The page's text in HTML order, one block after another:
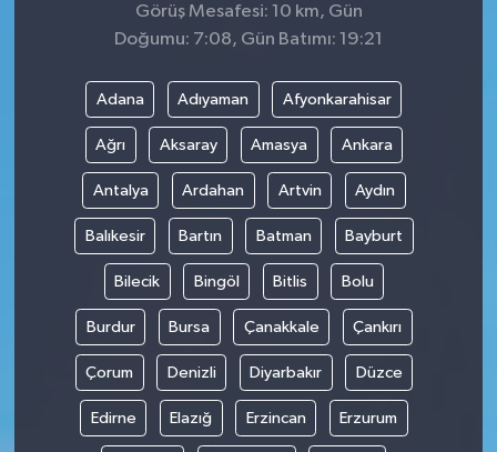
Görüş Mesafesi: 10 km, Gün
Doğumu: 7:08, Gün Batımı: 19:21
Adana Adıyaman Afyonkarahisar
Ağrı Aksaray Amasya Ankara
Antalya Ardahan Artvin Aydın
Balıkesir Bartın Batman Bayburt
Bilecik Bingöl Bitlis Bolu
Burdur Bursa Çanakkale Çankırı
Çorum Denizli Diyarbakır Düzce
Edirne Elazığ Erzincan Erzurum